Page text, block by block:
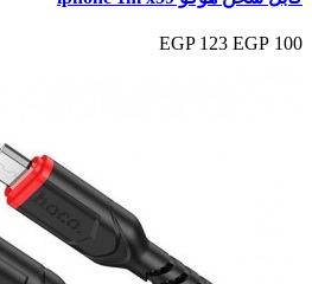
100 EGP
123 EGP